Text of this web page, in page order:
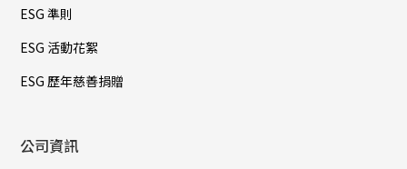
ESG 準則
ESG 活動花絮
ESG 歷年慈善捐贈
公司資訊